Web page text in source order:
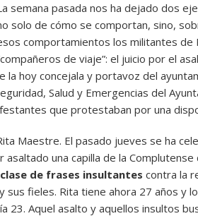
semana pasada nos ha dejado dos
solo de cómo se comportan, sino,
comportamientos los militantes de
de viaje”: el juicio por el
la hoy concejala y portavoz del
Salud y Emergencias del
que protestaban por una
Maestre. El pasado jueves se ha
asaltado una capilla de la
de frases insultantes contra la
sus fieles. Rita tiene ahora 27 años y
23. Aquel asalto y aquellos insultos